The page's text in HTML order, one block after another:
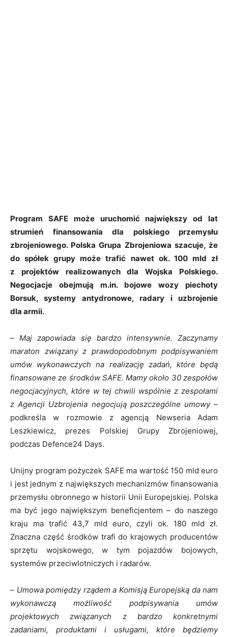
Program SAFE może uruchomić największy od lat
strumień finansowania dla polskiego przemysłu
zbrojeniowego. Polska Grupa Zbrojeniowa szacuje, że
do spółek grupy może trafić nawet ok. 100 mld zł
z projektów realizowanych dla Wojska Polskiego.
Negocjacje obejmują m.in. bojowe wozy piechoty
Borsuk, systemy antydronowe, radary i uzbrojenie
dla armii.
– Maj zapowiada się bardzo intensywnie. Zaczynamy
maraton związany z prawdopodobnym podpisywaniem
umów wykonawczych na realizację zadań, które będą
finansowane ze środków SAFE. Mamy około 30 zespołów
negocjacyjnych, które w tej chwili wspólnie z zespołami
z Agencji Uzbrojenia negocjują poszczególne umowy –
podkreśla w rozmowie z agencją Newseria Adam
Leszkiewicz, prezes Polskiej Grupy Zbrojeniowej,
podczas Defence24 Days.
Unijny program pożyczek SAFE ma wartość 150 mld euro
i jest jednym z największych mechanizmów finansowania
przemysłu obronnego w historii Unii Europejskiej. Polska
ma być jego największym beneficjentem – do naszego
kraju ma trafić 43,7 mld euro, czyli ok. 180 mld zł.
Znaczna część środków trafi do krajowych producentów
sprzętu wojskowego, w tym pojazdów bojowych,
systemów przeciwlotniczych i radarów.
– Umowa pomiędzy rządem a Komisją Europejską da nam
wykonawczą możliwość podpisywania umów
projektowych związanych z bardzo konkretnymi
zadaniami, produktami i usługami, które będziemy